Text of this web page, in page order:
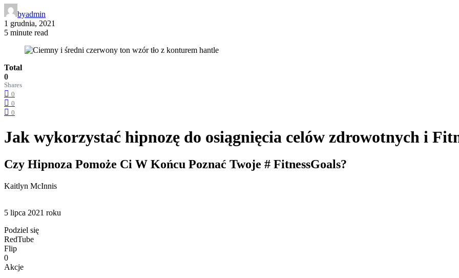
byadmin
1 grudnia, 2021
5 minute read
Total
0
Shares
0
0
0
Jak wykorzystać hipnozę do osiągnięcia celów zdrowotnych i
Czy Hipnoza Pomoże Ci W Końcu Poznać Twoje # FitnessGoals?
Kaitlyn McInnis
5 lipca 2021 roku
Podziel się
RedTube
Flip
0
Akcje